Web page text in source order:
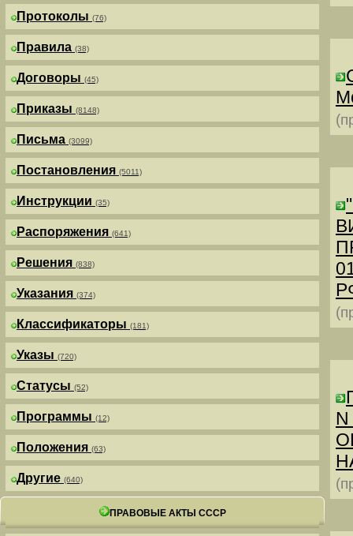
Протоколы (76)
Правила (38)
Договоры (45)
Приказы (8148)
Письма (3099)
Постановления (5011)
Инструкции (35)
Распоряжения (641)
Решения (838)
Указания (374)
Классификаторы (181)
Указы (720)
Статусы (52)
Программы (12)
Положения (63)
Другие (640)
ПРАВОВЫЕ АКТЫ СССР